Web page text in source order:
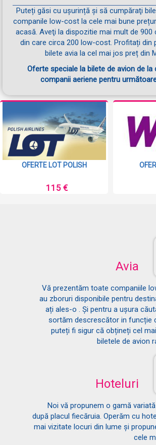
Puteți găsi cu ușurință și să cumpăraţi
companile low-cost la cele mai bune
acasă. Aveţi la dispozitie mai mult de 900
din care circa 200 low-cost. Profitați din
bilete avia la cel mai jos preț din
Oferte speciale la bilete de avion de la
companii aeriene pentru
OFERTE LOT POLISH
115 €
Avia
Vă prezentăm toate companiile
au zboruri disponibile pentru
ați ales-o . Și pentru a ușura
sortăm descrescător in funcție
puteți fi sigur că obțineți cel
biletele de avion
Hoteluri
Noi vă propunem o gamă
după placul fiecăruia. Operăm cu
mai vizitate locuri din lume și
cele